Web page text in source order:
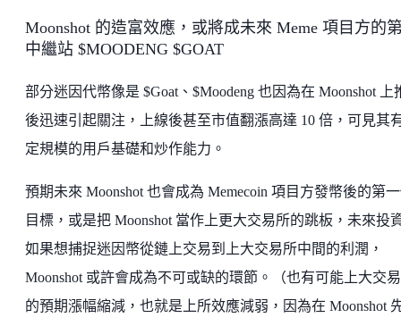
Moonshot 的造富效應，或將成未來 Meme 項目方的
中繼站 $MOODENG $GOAT
部分迷因代幣像是 $Goat、$Moodeng 也因為在 Moonshot 上
後迅速引起關注，上線後甚至市值翻漲高達 10 倍，可見其
定規模的用戶基礎和炒作能力。
預期未來 Moonshot 也會成為 Memecoin 項目方發幣後的第
目標，或是把 Moonshot 當作上更大交易所的跳板，未來投
如果想捕捉迷因幣從鏈上交易到上大交易所中間的利潤，
Moonshot 或許會成為不可或缺的環節。（也有可能上大交
的預期漲幅縮減，也就是上所效應減弱，因為在 Moonshot